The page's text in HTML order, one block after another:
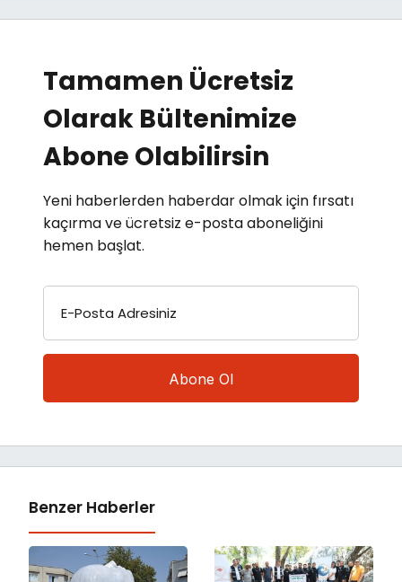
Tamamen Ücretsiz
Olarak Bültenimize
Abone Olabilirsin
Yeni haberlerden haberdar olmak için fırsatı
kaçırma ve ücretsiz e-posta aboneliğini
hemen başlat.
E-Posta Adresiniz
Benzer Haberler